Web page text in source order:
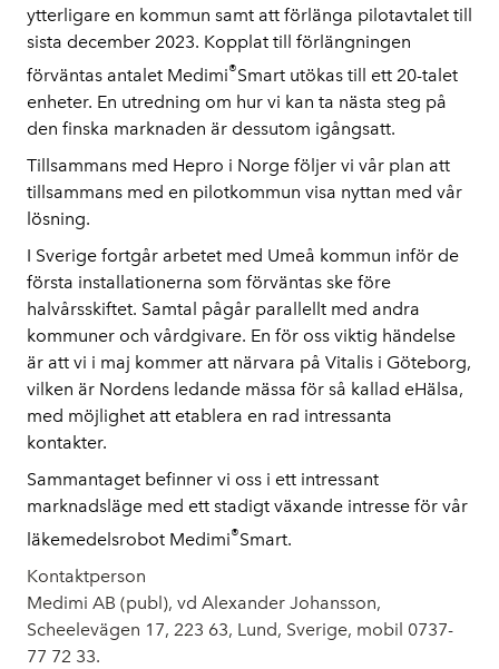
ytterligare en kommun samt att förlänga pilotavtalet till
sista december 2023. Kopplat till förlängningen
förväntas antalet Medimi®Smart utökas till ett 20-talet
enheter. En utredning om hur vi kan ta nästa steg på
den finska marknaden är dessutom igångsatt.
Tillsammans med Hepro i Norge följer vi vår plan att
tillsammans med en pilotkommun visa nyttan med vår
lösning.
I Sverige fortgår arbetet med Umeå kommun inför de
första installationerna som förväntas ske före
halvårsskiftet. Samtal pågår parallellt med andra
kommuner och vårdgivare. En för oss viktig händelse
är att vi i maj kommer att närvara på Vitalis i Göteborg,
vilken är Nordens ledande mässa för så kallad eHälsa,
med möjlighet att etablera en rad intressanta
kontakter.
Sammantaget befinner vi oss i ett intressant
marknadsläge med ett stadigt växande intresse för vår
läkemedelsrobot Medimi®Smart.
Kontaktperson
Medimi AB (publ), vd Alexander Johansson,
Scheelevägen 17, 223 63, Lund, Sverige, mobil 0737-
77 72 33.